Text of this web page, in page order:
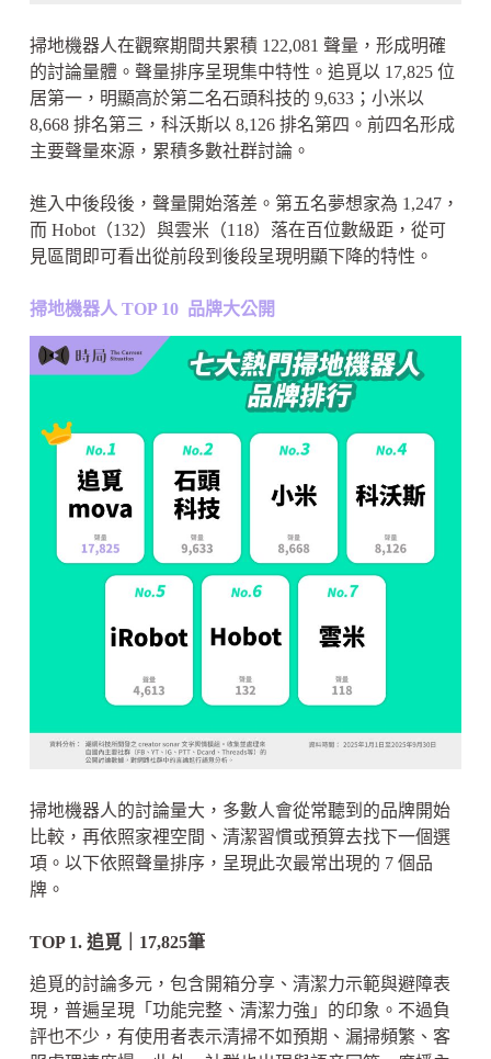
掃地機器人在觀察期間共累積 122,081 聲量，形成明確
的討論量體。聲量排序呈現集中特性。追覓以 17,825 位
居第一，明顯高於第二名石頭科技的 9,633；小米以
8,668 排名第三，科沃斯以 8,126 排名第四。前四名形成
主要聲量來源，累積多數社群討論。
進入中後段後，聲量開始落差。第五名夢想家為 1,247，
而 Hobot（132）與雲米（118）落在百位數級距，從可
見區間即可看出從前段到後段呈現明顯下降的特性。
掃地機器人 TOP 10 品牌大公開
掃地機器人的討論量大，多數人會從常聽到的品牌開始
比較，再依照家裡空間、清潔習慣或預算去找下一個選
項。以下依照聲量排序，呈現此次最常出現的 7 個品
牌。
TOP 1. 追覓｜17,825筆
追覓的討論多元，包含開箱分享、清潔力示範與避障表
現，普遍呈現「功能完整、清潔力強」的印象。不過負
評也不少，有使用者表示清掃不如預期、漏掃頻繁、客